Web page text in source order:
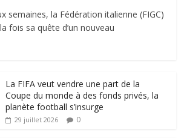
semaines, la Fédération italienne (FIGC)
fois sa quête d’un nouveau
La FIFA veut vendre une part de la
Coupe du monde à des fonds privés, la
planète football s’insurge
29 juillet 2026 0